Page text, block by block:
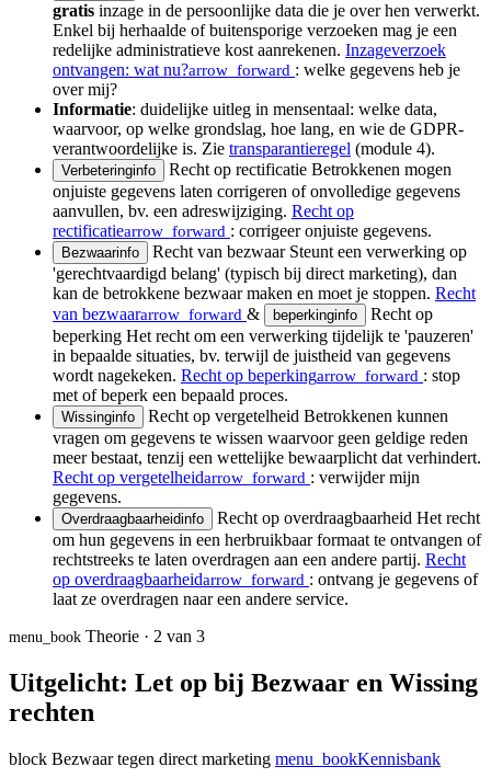
gratis inzage in de persoonlijke data die je over hen verwerkt.
Enkel bij herhaalde of buitensporige verzoeken mag je een
redelijke administratieve kost aanrekenen. Inzageverzoek
ontvangen: wat nu?arrow_forward : welke gegevens heb je
over mij?
Informatie: duidelijke uitleg in mensentaal: welke data,
waarvoor, op welke grondslag, hoe lang, en wie de GDPR-
verantwoordelijke is. Zie transparantieregel (module 4).
Verbeteringinfo Recht op rectificatie Betrokkenen mogen
onjuiste gegevens laten corrigeren of onvolledige gegevens
aanvullen, bv. een adreswijziging. Recht op
rectificatiearrow_forward : corrigeer onjuiste gegevens.
Bezwaarinfo Recht van bezwaar Steunt een verwerking op
'gerechtvaardigd belang' (typisch bij direct marketing), dan
kan de betrokkene bezwaar maken en moet je stoppen. Recht
van bezwaararrow_forward & beperkinginfo
Recht op
beperking Het recht om een verwerking tijdelijk te 'pauzeren'
in bepaalde situaties, bv. terwijl de juistheid van gegevens
wordt nagekeken. Recht op beperkingarrow_forward : stop
met of beperk een bepaald proces.
Wissinginfo Recht op vergetelheid Betrokkenen kunnen
vragen om gegevens te wissen waarvoor geen geldige reden
meer bestaat, tenzij een wettelijke bewaarplicht dat verhindert.
Recht op vergetelheidarrow_forward : verwijder mijn
gegevens.
Overdraagbaarheidinfo Recht op overdraagbaarheid Het recht
om hun gegevens in een herbruikbaar formaat te ontvangen of
rechtstreeks te laten overdragen aan een andere partij. Recht
op overdraagbaarheidarrow_forward : ontvang je gegevens of
laat ze overdragen naar een andere service.
menu_book Theorie · 2 van 3
Uitgelicht: Let op bij Bezwaar en Wissing
rechten
block Bezwaar tegen direct marketing menu_bookKennisbank